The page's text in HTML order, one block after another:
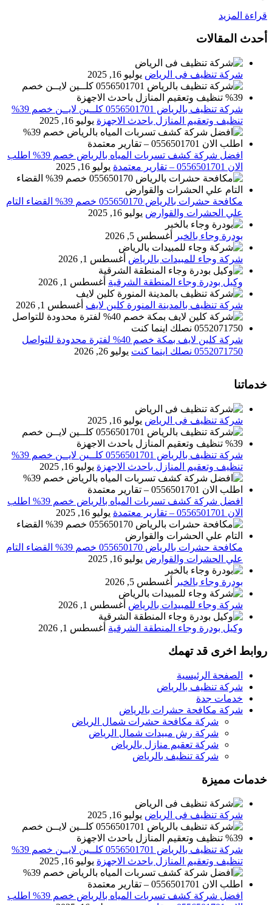
قراءة المزيد
أحدث المقالات
شركة تنظيف فى الرياض يوليو 16, 2025
شركة تنظيف بالرياض 0556501701 كلــين لايــن خصم 39%
تنظيف وتعقيم المنازل باحدث الاجهزة يوليو 16, 2025
افضل شركة كشف تسربات المياه بالرياض خصم 39% اطلب
الان 0556501701‬‏ – تقارير معتمدة
يوليو 16, 2025
مكافحة حشرات بالرياض 055650170 خصم 39% القضاء التام
علي الحشرات والقوارض يوليو 16, 2025
بودرة وجاء بالخبر أغسطس 5, 2026
شركة وجاء للمبيدات بالرياض أغسطس 1, 2026
وكيل بودرة وجاء المنطقة الشرقية أغسطس 1, 2026
شركة تنظيف بالمدينة المنورة كلين لايف أغسطس 1, 2026
شركة كلين لايف بمكة خصم 40% لفترة محدودة للتواصل
0552071750 نصلك اينما كنت
يوليو 26, 2026
خدماتنا
شركة تنظيف فى الرياض يوليو 16, 2025
شركة تنظيف بالرياض 0556501701 كلــين لايــن خصم 39%
تنظيف وتعقيم المنازل باحدث الاجهزة يوليو 16, 2025
افضل شركة كشف تسربات المياه بالرياض خصم 39% اطلب
الان 0556501701‬‏ – تقارير معتمدة
يوليو 16, 2025
مكافحة حشرات بالرياض 055650170 خصم 39% القضاء التام
علي الحشرات والقوارض يوليو 16, 2025
بودرة وجاء بالخبر أغسطس 5, 2026
شركة وجاء للمبيدات بالرياض أغسطس 1, 2026
وكيل بودرة وجاء المنطقة الشرقية أغسطس 1, 2026
روابط اخرى قد تهمك
الصفحة الرئيسية
شركة تنظيف بالرياض
خدمات جدة
شركة مكافحة حشرات بالرياض
شركة مكافحة حشرات شمال الرياض
شركة رش مبيدات شمال الرياض
شركة تعقيم منازل بالرياض
شركة تنظيف بالرياض
خدمات مميزة
شركة تنظيف فى الرياض يوليو 16, 2025
شركة تنظيف بالرياض 0556501701 كلــين لايــن خصم 39%
تنظيف وتعقيم المنازل باحدث الاجهزة يوليو 16, 2025
افضل شركة كشف تسربات المياه بالرياض خصم 39% اطلب